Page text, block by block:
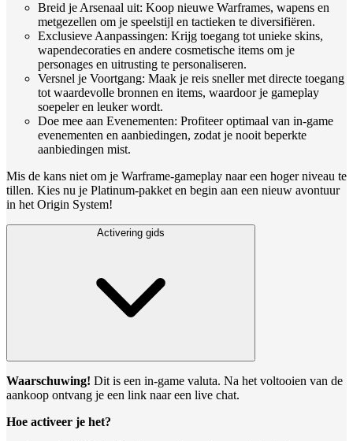
Breid je Arsenaal uit: Koop nieuwe Warframes, wapens en
metgezellen om je speelstijl en tactieken te diversifiëren.
Exclusieve Aanpassingen: Krijg toegang tot unieke skins,
wapendecoraties en andere cosmetische items om je
personages en uitrusting te personaliseren.
Versnel je Voortgang: Maak je reis sneller met directe toegang
tot waardevolle bronnen en items, waardoor je gameplay
soepeler en leuker wordt.
Doe mee aan Evenementen: Profiteer optimaal van in-game
evenementen en aanbiedingen, zodat je nooit beperkte
aanbiedingen mist.
Mis de kans niet om je Warframe-gameplay naar een hoger niveau te
tillen. Kies nu je Platinum-pakket en begin aan een nieuw avontuur
in het Origin System!
Activering gids
Waarschuwing! Dit is een in-game valuta. Na het voltooien van de
aankoop ontvang je een link naar een live chat.
Hoe activeer je het?